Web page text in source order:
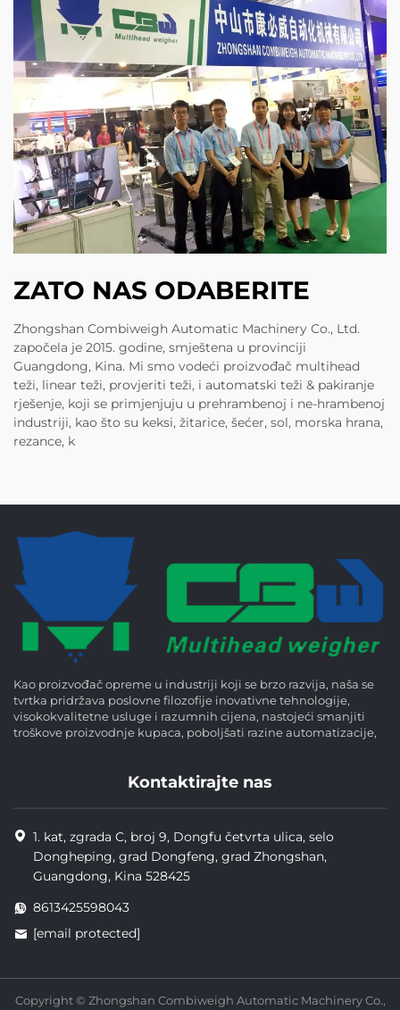
ZATO NAS ODABERITE
Zhongshan Combiweigh Automatic Machinery Co., Ltd.
započela je 2015. godine, smještena u provinciji
Guangdong, Kina. Mi smo vodeći proizvođač multihead
teži, linear teži, provjeriti teži, i automatski teži & pakiranje
rješenje, koji se primjenjuju u prehrambenoj i ne-hrambenoj
industriji, kao što su keksi, žitarice, šećer, sol, morska hrana,
rezance, k
Kao proizvođač opreme u industriji koji se brzo razvija, naša se
tvrtka pridržava poslovne filozofije inovativne tehnologije,
visokokvalitetne usluge i razumnih cijena, nastojeći smanjiti
troškove proizvodnje kupaca, poboljšati razine automatizacije,
Kontaktirajte nas
1. kat, zgrada C, broj 9, Dongfu četvrta ulica, selo
Dongheping, grad Dongfeng, grad Zhongshan,
Guangdong, Kina 528425
8613425598043
[email protected]
Copyright © Zhongshan Combiweigh Automatic Machinery Co.,